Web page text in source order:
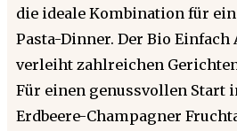
die ideale Kombination für
Pasta-Dinner. Der Bio Einfach
verleiht zahlreichen
Für einen genussvollen Start
Erdbeere-Champagner